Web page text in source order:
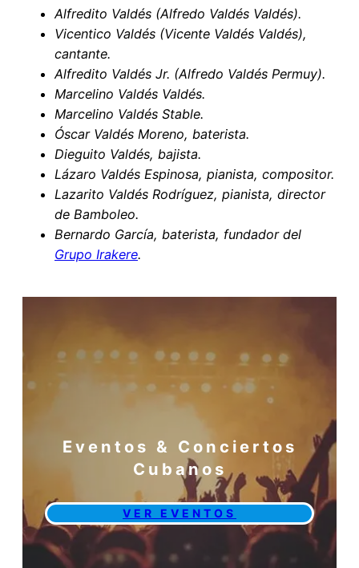
Alfredito Valdés (Alfredo Valdés Valdés).
Vicentico Valdés (Vicente Valdés Valdés),
cantante.
Alfredito Valdés Jr. (Alfredo Valdés Permuy).
Marcelino Valdés Valdés.
Marcelino Valdés Stable.
Óscar Valdés Moreno, baterista.
Dieguito Valdés, bajista.
Lázaro Valdés Espinosa, pianista, compositor.
Lazarito Valdés Rodríguez, pianista, director
de Bamboleo.
Bernardo García, baterista, fundador del
Grupo Irakere.
Eventos & Conciertos
Cubanos
VER EVENTOS